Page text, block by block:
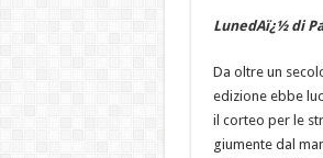
LunedAï¿½ di
Da oltre un
edizione ebbe
il corteo per le
giumente dal